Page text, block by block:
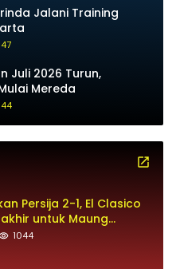
Jalani Training
Juli 2026 Turun,
Mereda
Persija 2-1, El Clasico
untuk Maung
1044